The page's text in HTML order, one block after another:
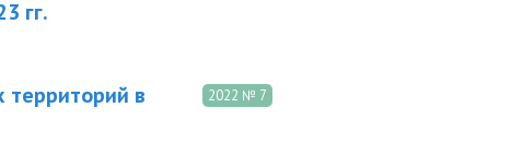
гг.
2022 № 7
территорий в